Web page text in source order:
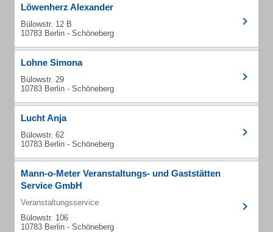
Löwenherz Alexander
Bülowstr. 12 B
10783 Berlin - Schöneberg
Lohne Simona
Bülowstr. 29
10783 Berlin - Schöneberg
Lucht Anja
Bülowstr. 62
10783 Berlin - Schöneberg
Mann-o-Meter Veranstaltungs- und Gaststätten
Service GmbH
Veranstaltungsservice
Bülowstr. 106
10783 Berlin - Schöneberg